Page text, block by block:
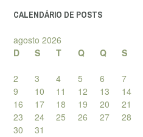
CALENDÁRIO DE POSTS
agosto 2026
D
S T Q Q S
2
3 4 5 6 7
9
10 11 12 13 14
16
17 18 19 20 21
23
24 25 26 27 28
30
31